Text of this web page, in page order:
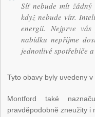
Síť nebude mít
když nebude vítr.
energii. Nejprve
nabídku nepřijme
jednotlivé spotřebiče
Tyto obavy byly uvedeny v
Montford také
pravděpodobně zneužity i